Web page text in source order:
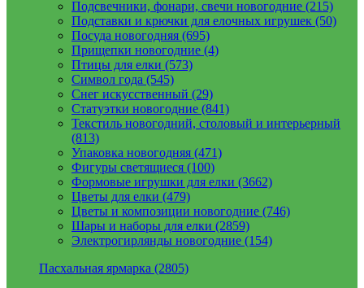
Подсвечники, фонари, свечи новогодние (215)
Подставки и крючки для елочных игрушек (50)
Посуда новогодняя (695)
Прищепки новогодние (4)
Птицы для елки (573)
Символ года (545)
Снег искусственный (29)
Статуэтки новогодние (841)
Текстиль новогодний, столовый и интерьерный
(813)
Упаковка новогодняя (471)
Фигуры светящиеся (100)
Формовые игрушки для елки (3662)
Цветы для елки (479)
Цветы и композиции новогодние (746)
Шары и наборы для елки (2859)
Электрогирлянды новогодние (154)
Пасхальная ярмарка (2805)